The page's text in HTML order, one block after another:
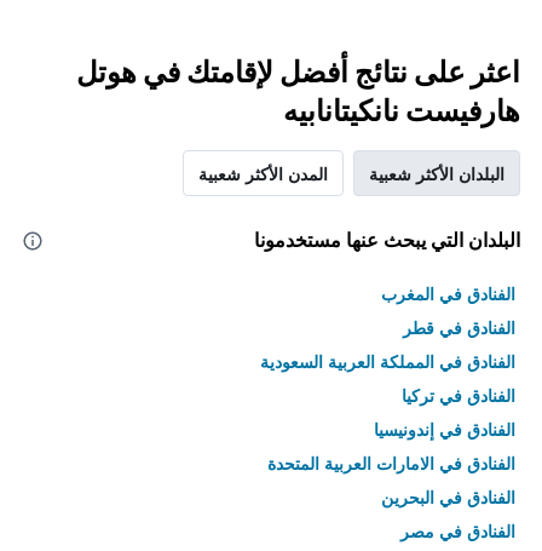
اعثر على نتائج أفضل لإقامتك في هوتل
هارفيست نانكيتانابيه
البلدان الأكثر شعبية المدن الأكثر شعبية
البلدان التي يبحث عنها مستخدمونا
الفنادق في المغرب
الفنادق في قطر
الفنادق في المملكة العربية السعودية
الفنادق في تركيا
الفنادق في إندونيسيا
الفنادق في الامارات العربية المتحدة
الفنادق في البحرين
الفنادق في مصر